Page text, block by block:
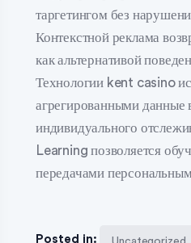
таргетингом без
Контекстной реклама
как альтернативой
Технологии kent casino
агрегированными данные
индивидуального
Learning позволяется
передачами
Posted in: